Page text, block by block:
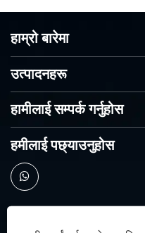
हाम्रो बारेमा
उत्पादनहरू
हामीलाई सम्पर्क गर्नुहोस
हमीलाई पछ्याउनुहोस